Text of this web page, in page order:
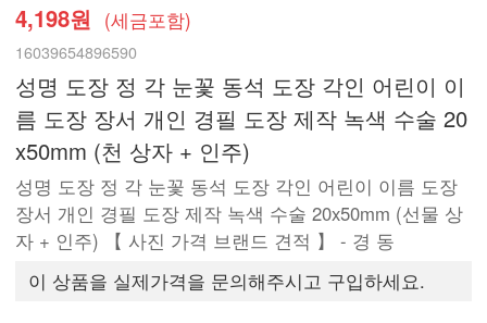
4,198원 (세금포함)
16039654896590
성명 도장 정 각 눈꽃 동석 도장 각인 어린이 이
름 도장 장서 개인 경필 도장 제작 녹색 수술 20
x50mm (천 상자 + 인주)
성명 도장 정 각 눈꽃 동석 도장 각인 어린이 이름 도장
장서 개인 경필 도장 제작 녹색 수술 20x50mm (선물 상
자 + 인주) 【 사진 가격 브랜드 견적 】 - 경 동
이 상품을 실제가격을 문의해주시고 구입하세요.